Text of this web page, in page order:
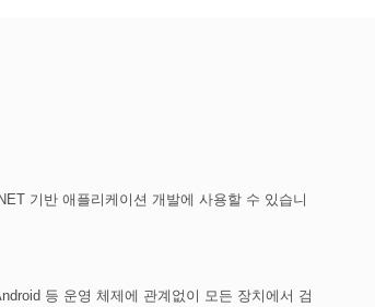
기반 애플리케이션 개발에 사용할 수 있습니
등 운영 체제에 관계없이 모든 장치에서 검